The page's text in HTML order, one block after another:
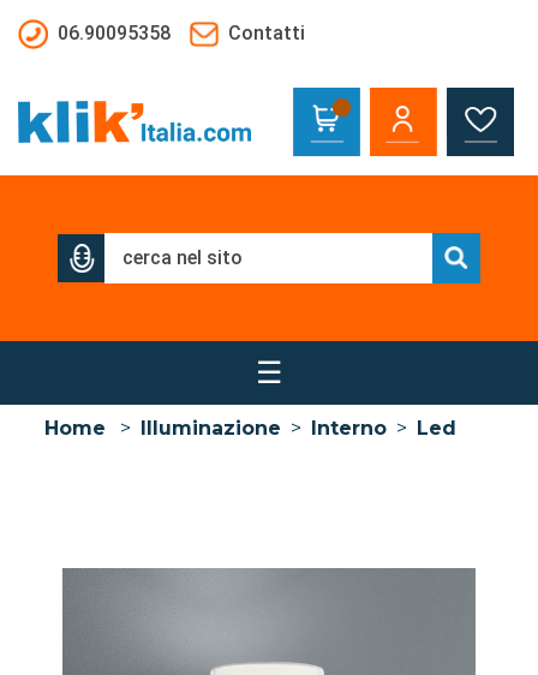
06.90095358
Contatti
☰
Home > Illuminazione > Interno > Led